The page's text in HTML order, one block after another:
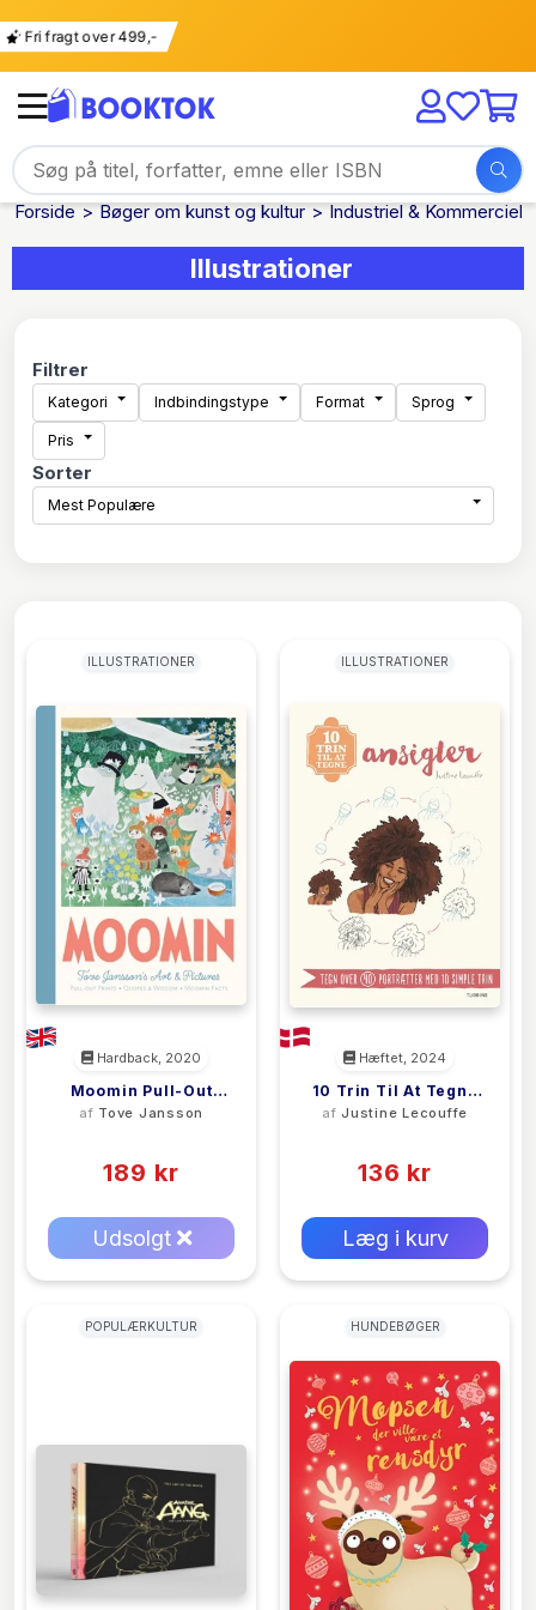
Fri fragt over 499,-
Forside Bøger om kunst og kultur Industriel & Kommerciel
Illustrationer
Filtrer
Kategori Indbindingstype Format Sprog
Pris
Sorter
Mest Populære
ILLUSTRATIONER
Hardback, 2020
Moomin Pull-Out
Prints
af Tove Jansson
189 kr
Udsolgt
ILLUSTRATIONER
Hæftet, 2024
10 Trin Til At Tegne
Ansigter
afJustine Lecouffe
136 kr
Læg i kurv
POPULÆRKULTUR HUNDEBØGER